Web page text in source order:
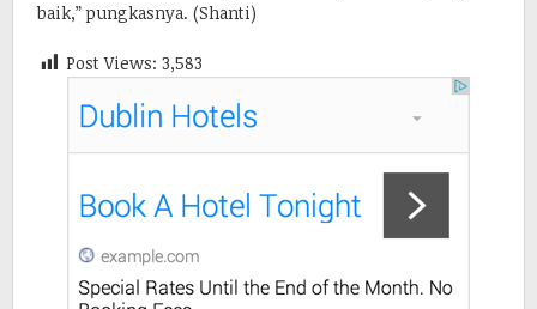
baik,” pungkasnya. (Shanti)
Post Views: 3,583